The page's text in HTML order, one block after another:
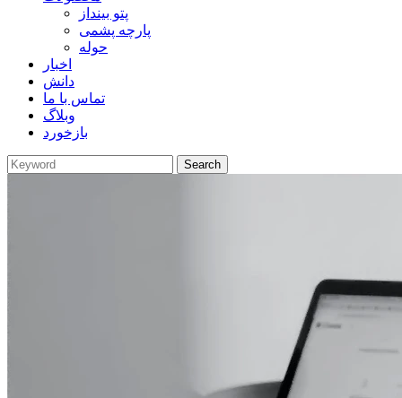
پتو بینداز
پارچه پشمی
حوله
اخبار
دانش
تماس با ما
وبلاگ
بازخورد